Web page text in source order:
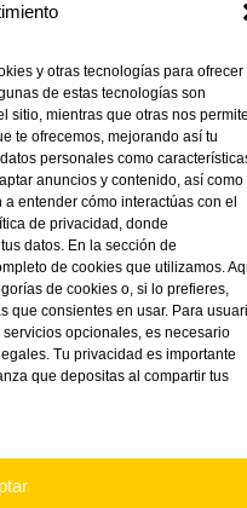
y otras tecnologías para ofrecer
de estas tecnologías son
sitio, mientras que otras nos
te ofrecemos, mejorando así tu
personales como
anuncios y contenido, así como
entender cómo interactúas con el
de privacidad, donde
datos. En la sección de
de cookies que utilizamos.
de cookies o, si lo prefieres,
que consientes en usar. Para
opcionales, es necesario
Tu privacidad es importante
que depositas al compartir tus
y montaje.